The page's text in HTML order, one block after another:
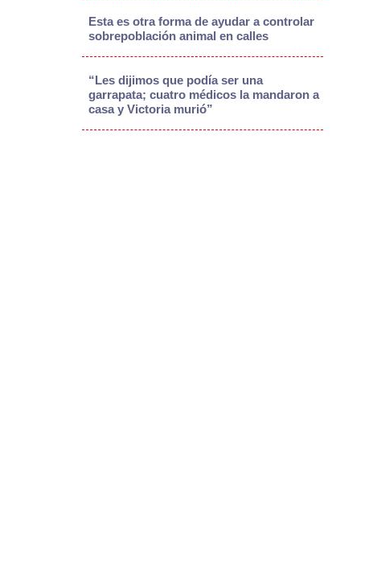
Esta es otra forma de ayudar a controlar
sobrepoblación animal en calles
“Les dijimos que podía ser una
garrapata; cuatro médicos la mandaron a
casa y Victoria murió”